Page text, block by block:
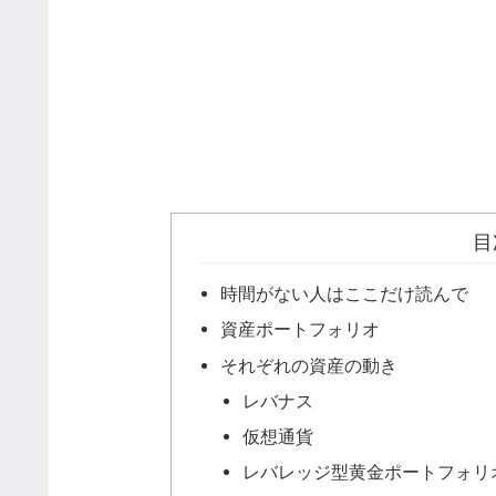
時間がない人はここだけ読んで
資産ポートフォリオ
それぞれの資産の動き
レバナス
仮想通貨
レバレッジ型黄金ポートフォリ